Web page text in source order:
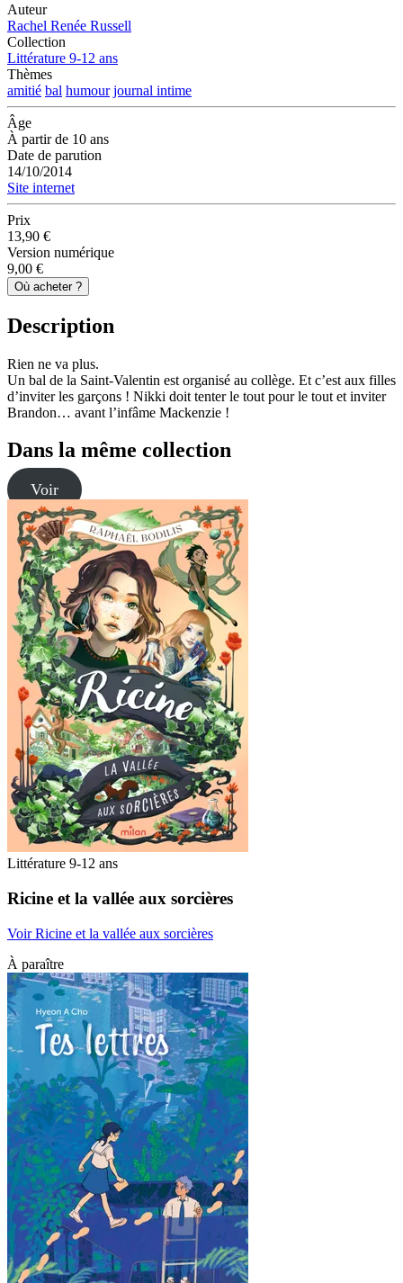
Auteur
Rachel Renée Russell
Collection
Littérature 9-12 ans
Thèmes
amitié bal humour journal intime
Âge
À partir de 10 ans
Date de parution
14/10/2014
Site internet
Prix
13,90 €
Version numérique
9,00 €
Où acheter ?
Description
Rien ne va plus.
Un bal de la Saint-Valentin est organisé au collège. Et c’est aux filles
d’inviter les garçons ! Nikki doit tenter le tout pour le tout et inviter
Brandon… avant l’infâme Mackenzie !
Dans la même collection
Voir
Littérature 9-12 ans
Ricine et la vallée aux sorcières
Voir Ricine et la vallée aux sorcières
À paraître